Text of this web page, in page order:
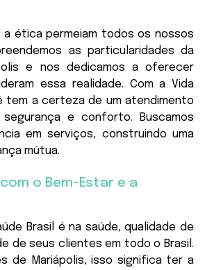
a ética permeiam todos os nossos
as particularidades da
e nos dedicamos a oferecer
essa realidade. Com a Vida
tem a certeza de um atendimento
e conforto. Buscamos
em serviços, construindo uma
mútua.
o Bem-Estar e a
Brasil é na saúde, qualidade de
de seus clientes em todo o Brasil.
de Mariápolis, isso significa ter a